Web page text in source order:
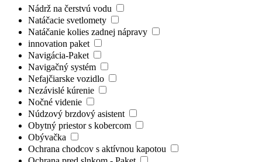
Nádrž na čerstvú vodu
Natáčacie svetlomety
Natáčanie kolies zadnej nápravy
innovation paket
Navigácia-Paket
Navigačný systém
Nefajčiarske vozidlo
Nezávislé kúrenie
Nočné videnie
Núdzový brzdový asistent
Obytný priestor s kobercom
Obývačka
Ochrana chodcov s aktívnou kapotou